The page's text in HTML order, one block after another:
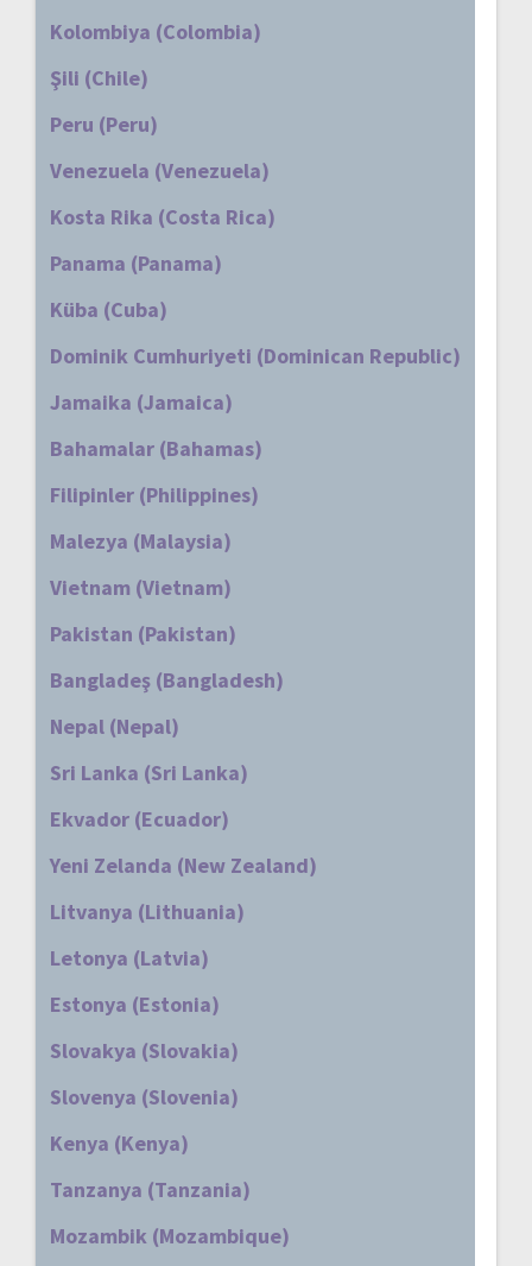
Kolombiya (Colombia)
Şili (Chile)
Peru (Peru)
Venezuela (Venezuela)
Kosta Rika (Costa Rica)
Panama (Panama)
Küba (Cuba)
Dominik Cumhuriyeti (Dominican Republic)
Jamaika (Jamaica)
Bahamalar (Bahamas)
Filipinler (Philippines)
Malezya (Malaysia)
Vietnam (Vietnam)
Pakistan (Pakistan)
Bangladeş (Bangladesh)
Nepal (Nepal)
Sri Lanka (Sri Lanka)
Ekvador (Ecuador)
Yeni Zelanda (New Zealand)
Litvanya (Lithuania)
Letonya (Latvia)
Estonya (Estonia)
Slovakya (Slovakia)
Slovenya (Slovenia)
Kenya (Kenya)
Tanzanya (Tanzania)
Mozambik (Mozambique)